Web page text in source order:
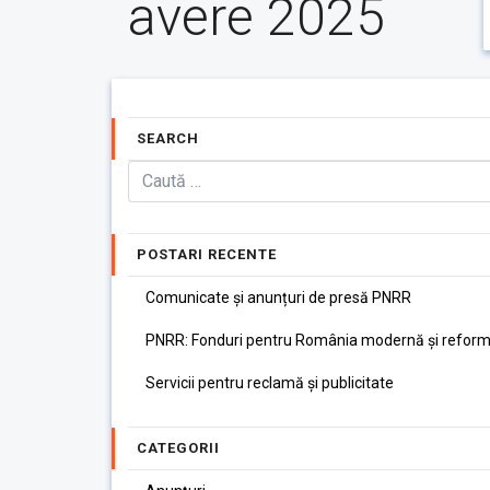
avere 2025
SEARCH
POSTARI RECENTE
Comunicate și anunțuri de presă PNRR
PNRR: Fonduri pentru România modernă și
Servicii pentru reclamă și publicitate
CATEGORII